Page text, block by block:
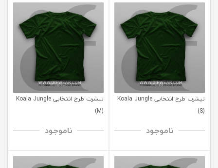
تیشرت طرح انتخابی Koala Jungle
(S)
ناموجود
تیشرت طرح انتخابی Koala Jungle
(M)
ناموجود